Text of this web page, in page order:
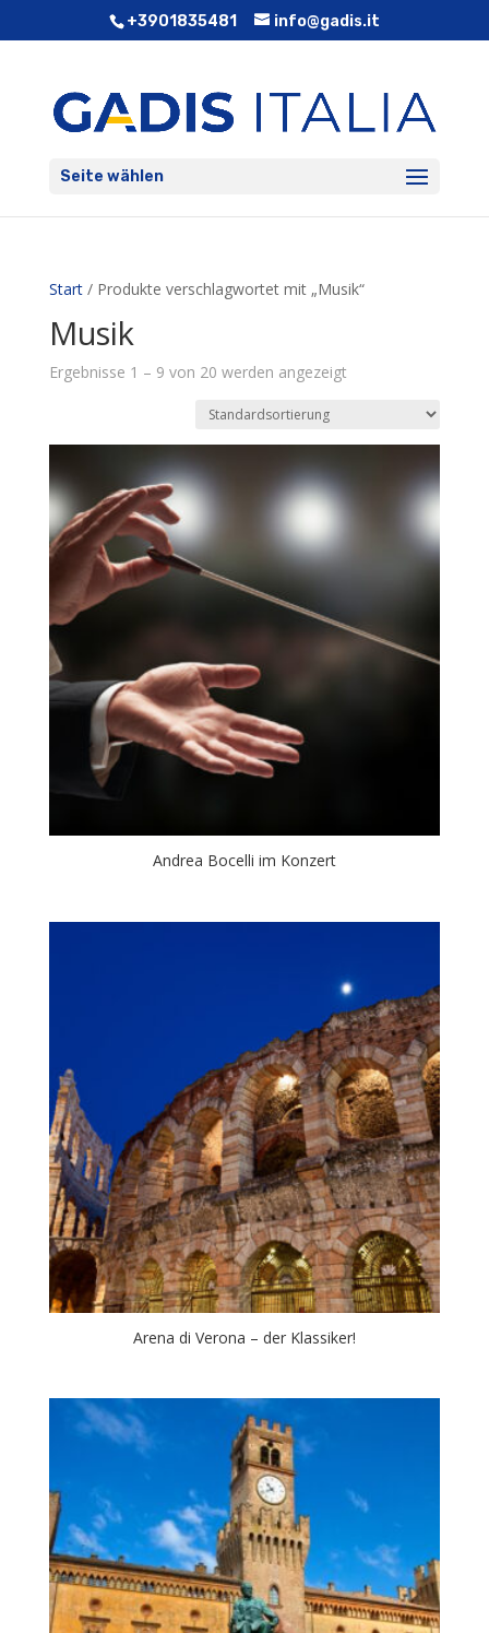
+3901835481 info@gadis.it
Seite wählen
Start/ Produkte verschlagwortet mit „Musik“
Musik
Ergebnisse 1 – 9 von 20 werden angezeigt
Andrea Bocelli im Konzert
Arena di Verona – der Klassiker!